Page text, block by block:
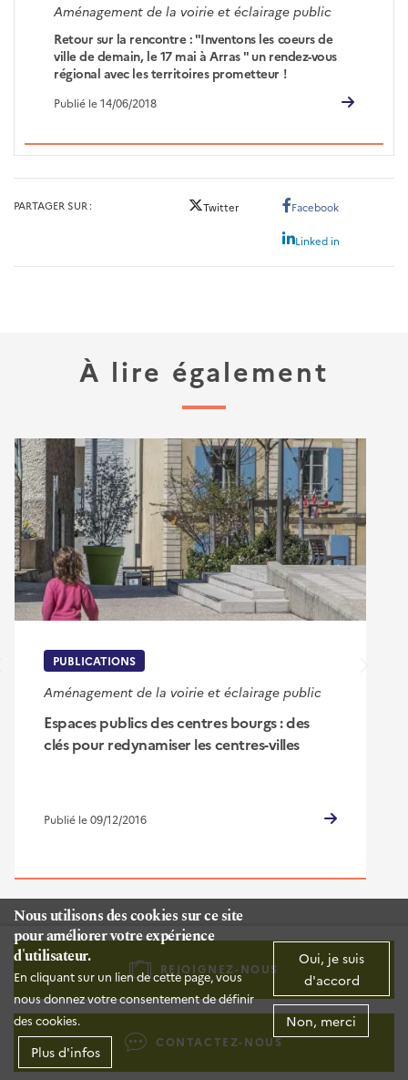
Nous utilisons des cookies sur ce site
pour améliorer votre expérience
d'utilisateur.
En cliquant sur un lien de cette page, vous
nous donnez votre consentement de définir
des cookies.
Plus d'infos
Oui, je suis
d'accord
Non, merci
Aménagement de la voirie et éclairage public
Retour sur la rencontre : "Inventons les coeurs de
ville de demain, le 17 mai à Arras " un rendez-vous
régional avec les territoires prometteur !
Publié le 14/06/2018
PARTAGER SUR Twitter Facebook
Linked in
À lire également
PUBLICATIONS
Aménagement de la voirie et éclairage public
Espaces publics des centres bourgs : des
clés pour redynamiser les centres-villes
Publié le 09/12/2016
Pied
de
page
-
Liens
d'actions
REJOIGNEZ-NOUS
CONTACTEZ-NOUS